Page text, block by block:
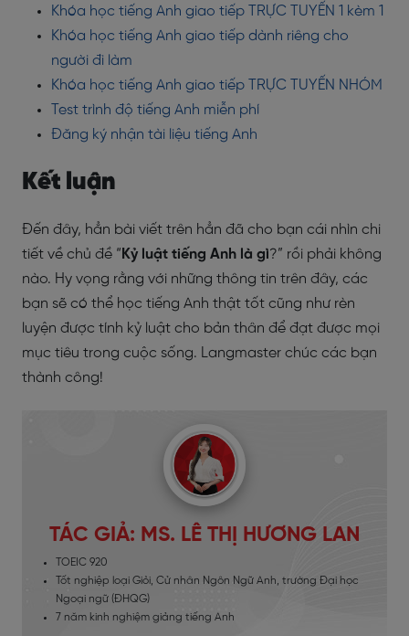
Khóa học tiếng Anh giao tiếp TRỰC TUYẾN 1 kèm 1
Khóa học tiếng Anh giao tiếp dành riêng cho
người đi làm
Khóa học tiếng Anh giao tiếp TRỰC TUYẾN NHÓM
Test trình độ tiếng Anh miễn phí
Đăng ký nhận tài liệu tiếng Anh
Kết luận
Đến đây, hẳn bài viết trên hẳn đã cho bạn cái nhìn chi
tiết về chủ đề “ Kỷ luật tiếng Anh là gì?” rồi phải không
nào. Hy vọng rằng với những thông tin trên đây, các
bạn sẽ có thể học tiếng Anh thật tốt cũng như rèn
luyện được tính kỷ luật cho bản thân để đạt được mọi
mục tiêu trong cuộc sống. Langmaster chúc các bạn
thành công!
TÁC GIẢ: MS. LÊ THỊ HƯƠNG LAN
TOEIC 920
Tốt nghiệp loại Giỏi, Cử nhân Ngôn Ngữ Anh, trường Đại học
Ngoại ngữ (ĐHQG)
7 năm kinh nghiệm giảng tiếng Anh